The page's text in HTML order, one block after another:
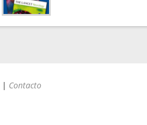
| Contacto